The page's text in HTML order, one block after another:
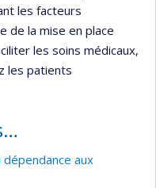
les facteurs
de la mise en place
les soins médicaux,
les patients
aux